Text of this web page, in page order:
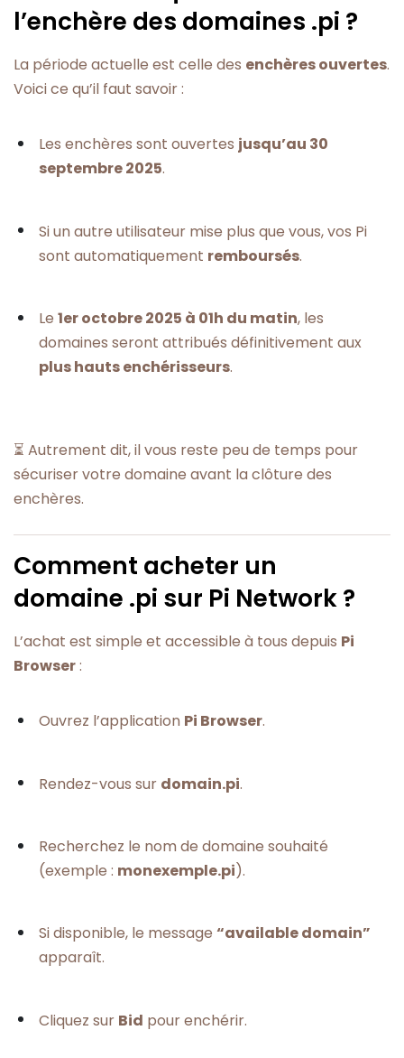
l’enchère des domaines .pi ?
La période actuelle est celle des enchères ouvertes.
Voici ce qu’il faut savoir :
Les enchères sont ouvertes jusqu’au 30
septembre 2025.
Si un autre utilisateur mise plus que vous, vos Pi
sont automatiquement remboursés.
Le 1er octobre 2025 à 01h du matin, les
domaines seront attribués définitivement aux
plus hauts enchérisseurs.
⏳ Autrement dit, il vous reste peu de temps pour
sécuriser votre domaine avant la clôture des
enchères.
Comment acheter un
domaine .pi sur Pi Network ?
L’achat est simple et accessible à tous depuis Pi
Browser:
Ouvrez l’application Pi Browser.
Rendez-vous sur domain.pi.
Recherchez le nom de domaine souhaité
(exemple : monexemple.pi).
Si disponible, le message “available domain”
apparaît.
Cliquez sur Bid pour enchérir.